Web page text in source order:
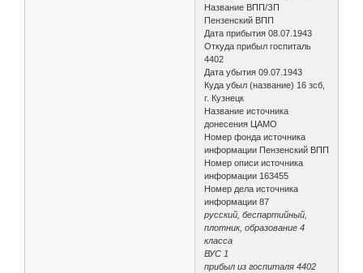
Название ВПП/ЗП
Пензенский ВПП
Дата прибытия 08.07.1943
Откуда прибыл госпиталь
4402
Дата убытия 09.07.1943
Куда убыл (название) 16 зсб,
г. Кузнецк
Название источника
донесения ЦАМО
Номер фонда источника
информации Пензенский ВПП
Номер описи источника
информации 163455
Номер дела источника
информации 87
русский, беспартийный,
плотник, образование 4
класса
ВУС 1
прибыл из госпиталя 4402